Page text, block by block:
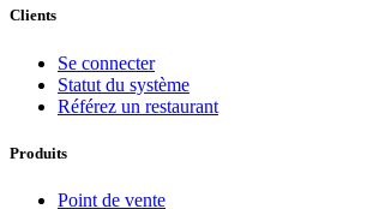
Clients
Se connecter
Statut du système
Référez un restaurant
Produits
Point de vente